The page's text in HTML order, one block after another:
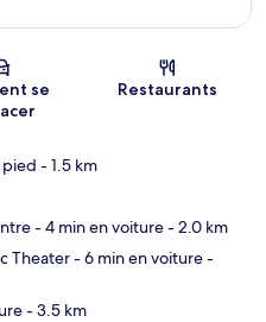
se
Restaurants
pied - 1.5 km
- 4 min en voiture- 2.0 km
Theater- 6 min en voiture-
- 3.5 km